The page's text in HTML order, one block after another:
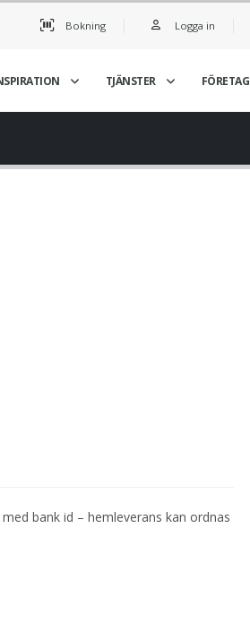
Bokning Logga in
TJÄNSTER FÖRETAG
bank id – hemleverans kan ordnas